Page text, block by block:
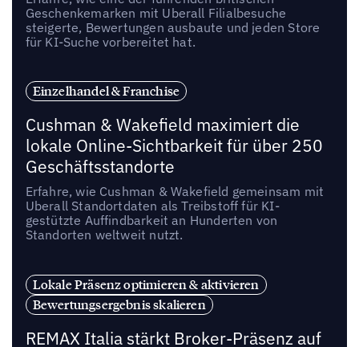
Geschenkemarken mit Uberall Filialbesuche
steigerte, Bewertungen ausbaute und jeden Store
für KI-Suche vorbereitet hat.
Einzelhandel & Franchise
Cushman & Wakefield maximiert die
lokale Online-Sichtbarkeit für über 250
Geschäftsstandorte
Erfahre, wie Cushman & Wakefield gemeinsam mit
Uberall Standortdaten als Treibstoff für KI-
gestützte Auffindbarkeit an Hunderten von
Standorten weltweit nutzt.
Lokale Präsenz optimieren & aktivieren
Bewertungsergebnis skalieren
REMAX Italia stärkt Broker-Präsenz auf